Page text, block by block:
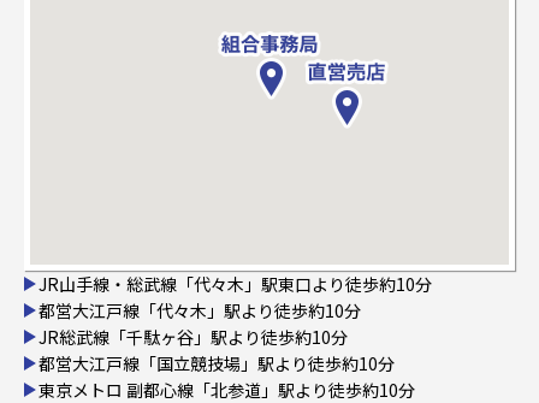
JR山手線・総武線「代々木」駅東口より徒歩約10分
都営大江戸線「代々木」駅より徒歩約10分
JR総武線「千駄ヶ谷」駅より徒歩約10分
都営大江戸線「国立競技場」駅より徒歩約10分
東京メトロ 副都心線「北参道」駅より徒歩約10分